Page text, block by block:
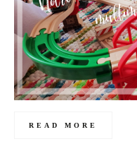
READ MORE